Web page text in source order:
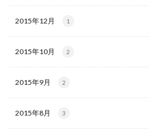
2015年12月 1
2015年10月 2
2015年9月 2
2015年8月 3